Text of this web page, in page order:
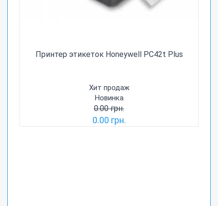
Принтер этикеток Honeywell PC42t Plus
Хит продаж
Новинка
0.00 грн.
0.00 грн.